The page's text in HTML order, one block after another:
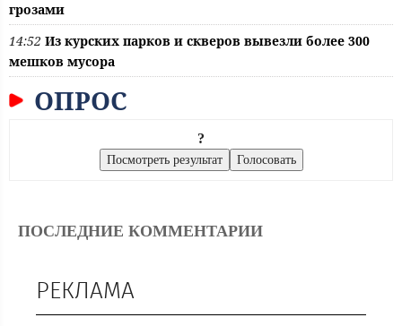
грозами
14:52 Из курских парков и скверов вывезли более 300
мешков мусора
ОПРОС
?
ПОСЛЕДНИЕ КОММЕНТАРИИ
РЕКЛАМА